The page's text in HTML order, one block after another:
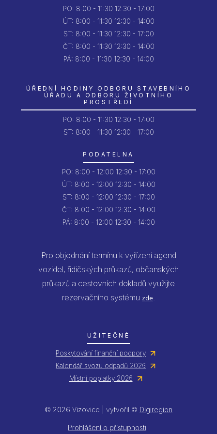
PO: 8:00 - 11:30 12:30 - 17:00
ÚT: 8:00 - 11:30 12:30 - 14:00
ST: 8:00 - 11:30 12:30 - 17:00
ČT: 8:00 - 11:30 12:30 - 14:00
PÁ: 8:00 - 11:30 12:30 - 14:00
ÚŘEDNÍ HODINY ODBORU STAVEBNÍHO
ÚŘADU A ODBORU ŽIVOTNÍHO
PROSTŘEDÍ
PO: 8:00 - 11:30 12:30 - 17:00
ST: 8:00 - 11:30 12:30 - 17:00
PODATELNA
PO: 8:00 - 12:00 12:30 - 17:00
ÚT: 8:00 - 12:00 12:30 - 14:00
ST: 8:00 - 12:00 12:30 - 17:00
ČT: 8:00 - 12:00 12:30 - 14:00
PÁ: 8:00 - 12:00 12:30 - 14:00
Pro objednání termínu k vyřízení agend
vozidel, řidičských průkazů, občanských
průkazů a cestovních dokladů využijte
rezervačního systému zde.
UŽITEČNÉ
Poskytování finanční podpory
Kalendář svozu odpadů 2026
Místní poplatky 2026
© 2026 Vizovice | vytvořil © Digiregion
Prohlášení o přístupnosti